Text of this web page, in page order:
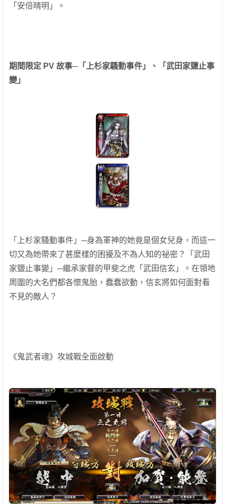
「安倍晴明」。
期間限定 PV 故事─「上杉家騷動事件」、「武田家鹽止事
變」
「上杉家騷動事件」─身為軍神的她竟是個女兒身，而這一
切又為她帶來了甚麼樣的困擾及不為人知的祕密？「武田
家鹽止事變」─繼承家督的甲斐之虎「武田信玄」。在領地
周圍的大名們都各懷鬼胎，蠢蠢欲動，信玄將如何面對看
不見的敵人？
《鬼武者魂》攻城戰全面啟動